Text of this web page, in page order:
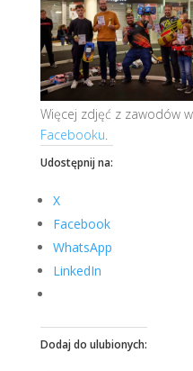
Więcej zdjęć z zawodów
Facebooku.
Udostępnij na:
X
Facebook
WhatsApp
LinkedIn
Dodaj do ulubionych: